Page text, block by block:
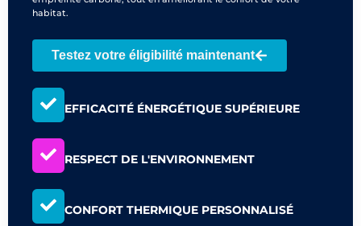
habitat.
Testez votre éligibilité maintenant
EFFICACITÉ ÉNERGÉTIQUE SUPÉRIEURE
RESPECT DE L'ENVIRONNEMENT
CONFORT THERMIQUE PERSONNALISÉ